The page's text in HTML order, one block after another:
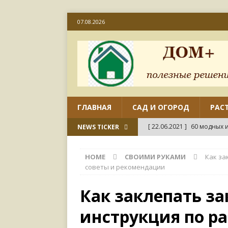
07.08.2026
ГЛАВНАЯ САД И ОГОРОД
NEWS TICKER [ 22.06.2021 ] 60 модных
ДИЗАЙН
СВОИМИ РУКАМИ
[ 18.06.2021 ] 45
HOME СВОИМИ РУКАМИ
Как
советы и рекомендации
Как заклепать
инструкция по